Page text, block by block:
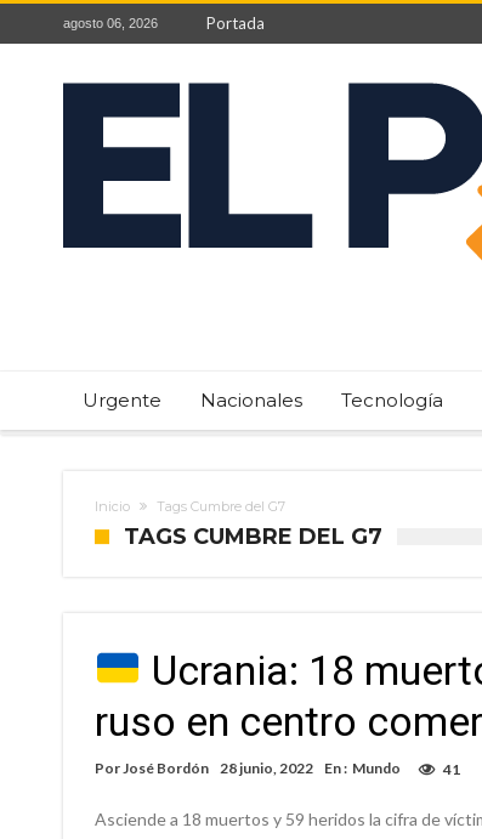
agosto 06, 2026 Portada
Urgente Nacionales Tecnología
Inicio Tags Cumbre del G7
TAGS CUMBRE DEL G7
Ucrania: 18
ruso en centro
PorJosé Bordón 28 junio, 2022 En : Mundo 41
Asciende a 18 muertos y 59 heridos la cifra de